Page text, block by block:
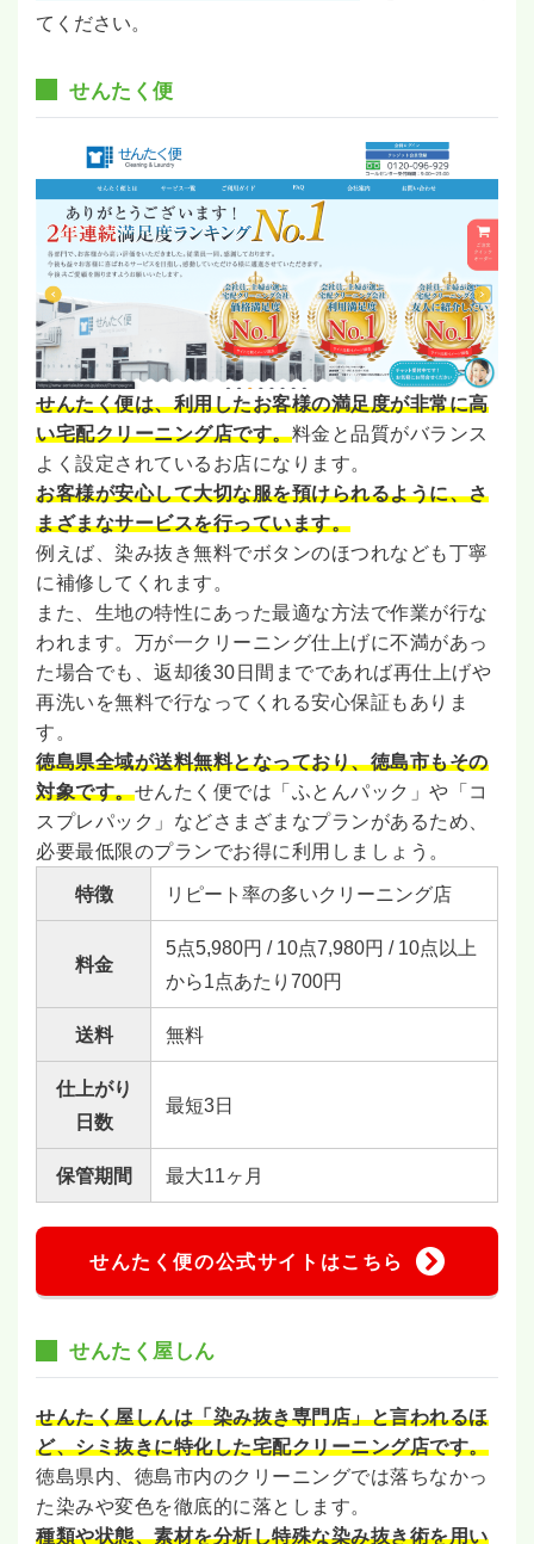
てください。
せんたく便
せんたく便は、利用したお客様の満足度が非常に高
い宅配クリーニング店です。料金と品質がバランス
よく設定されているお店になります。
お客様が安心して大切な服を預けられるように、さ
まざまなサービスを行っています。
例えば、染み抜き無料でボタンのほつれなども丁寧
に補修してくれます。
また、生地の特性にあった最適な方法で作業が行な
われます。万が一クリーニング仕上げに不満があっ
た場合でも、返却後30日間までであれば再仕上げや
再洗いを無料で行なってくれる安心保証もありま
す。
徳島県全域が送料無料となっており、徳島市もその
対象です。せんたく便では「ふとんパック」や「コ
スプレパック」などさまざまなプランがあるため、
必要最低限のプランでお得に利用しましょう。
特徴 リピート率の多いクリーニング店
料金
5点5,980円 / 10点7,980円 / 10点以上
から1点あたり700円
送料 無料
仕上がり
日数
最短3日
保管期間 最大11ヶ月
せんたく便の公式サイトはこちら
せんたく屋しん
せんたく屋しんは「染み抜き専門店」と言われるほ
ど、シミ抜きに特化した宅配クリーニング店です。
徳島県内、徳島市内のクリーニングでは落ちなかっ
た染みや変色を徹底的に落とします。
種類や状態、素材を分析し特殊な染み抜き術を用い